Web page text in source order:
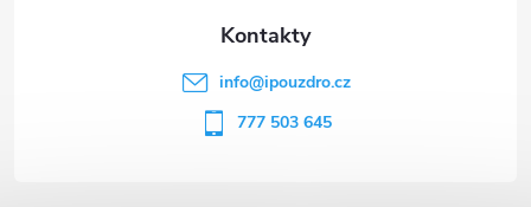
info@ipouzdro.cz
777 503 645